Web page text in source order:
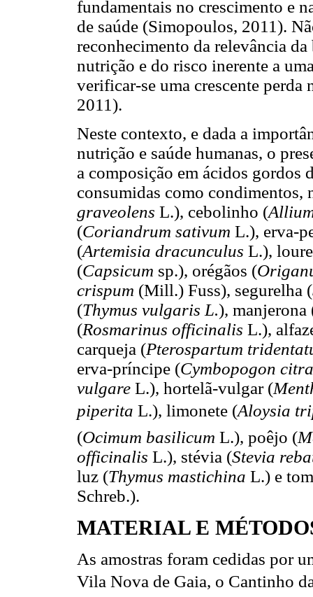
fundamentais no crescimento e
de saúde (Simopoulos, 2011).
reconhecimento da relevância
nutrição e do risco inerente a
verificar-se uma crescente
2011).
Neste contexto, e dada a
nutrição e saúde humanas, o
a composição em ácidos gordos
consumidas como condimentos,
graveolens L.), cebolinho (
(Coriandrum sativum L.), erva-
(Artemisia dracunculus L.),
(Capsicum sp.), orégãos (
crispum (Mill.) Fuss), segurelha (
(Thymus vulgaris L.), manjerona
(Rosmarinus officinalis L.),
carqueja (Pterospartum
erva-príncipe (Cymbopogon
vulgare L.), hortelã-vulgar (
piperita L.), limonete (Aloysia
(Ocimum basilicum L.), poêjo (
officinalis L.), stévia (Stevia
luz (Thymus mastichina L.) e
Schreb.).
MATERIAL E
As amostras foram cedidas por
Vila Nova de Gaia, o Cantinho